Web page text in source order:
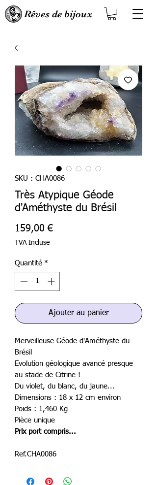
Rêves de bijoux
SKU : CHA0086
Très Atypique Géode
d'Améthyste du Brésil
159,00 €Prix
TVA Incluse
Quantité *
Ajouter au panier
Merveilleuse Géode d'Améthyste du
Brésil
Evolution géologique avancé presque
au stade de Citrine !
Du violet, du blanc, du jaune...
Dimensions : 18 x 12 cm environ
Poids : 1,460 Kg
Pièce unique
Prix port compris...
Ref.CHA0086